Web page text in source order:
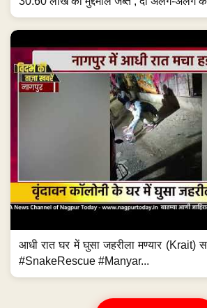
आधी रात घर में घुसा जहरीला मण्यार (Krait)
#SnakeRescue #Manyar...